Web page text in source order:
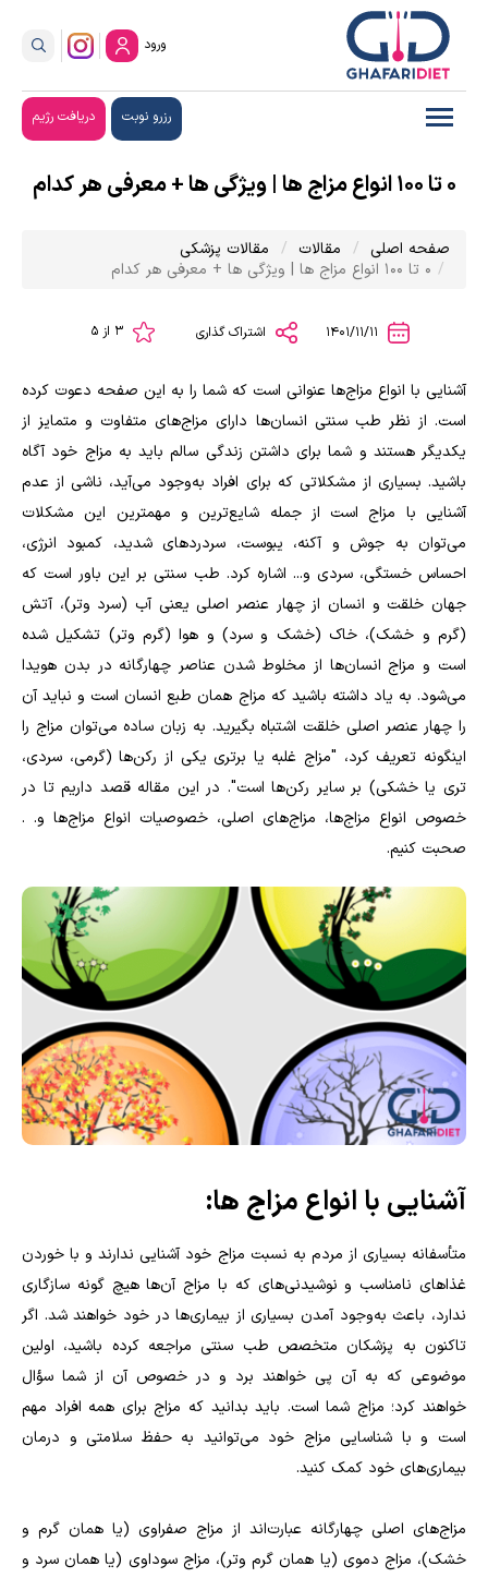
ورود
رزرو نوبت دریافت رژیم
0 تا 100 انواع مزاج‌ ها | ویژگی‌ ها + معرفی هر کدام
صفحه اصلی مقالات
مقالات پزشکی
0 تا 100 انواع مزاج‌ ها | ویژگی‌ ها + معرفی هر کدام
اشتراک گذاری
آشنایی با انواع مزاج‌ها عنوانی است که شما را به این صفحه دعوت کرده
است. از نظر طب سنتی انسان‌ها دارای مزاج‌های متفاوت و متمایز از
یکدیگر هستند و شما برای داشتن زندگی سالم باید به مزاج خود آگاه
باشید. بسیاری از مشکلاتی که برای افراد به‌وجود می‌آید، ناشی از عدم
آشنایی با مزاج است از جمله شایع‌ترین و مهمترین این مشکلات
می‌توان به جوش و آکنه، یبوست، سردرد‌های شدید، کمبود انرژی،
احساس خستگی، سردی و... اشاره کرد. طب سنتی بر این باور است که
جهان خلقت و انسان از چهار عنصر اصلی یعنی آب (سرد و‌تر)، آتش
(گرم و خشک)، خاک (خشک و سرد) و هوا (گرم و‌تر) تشکیل شده
است و مزاج انسان‌ها از مخلوط شدن عناصر چهارگانه در بدن هویدا
می‌شود. به یاد داشته باشید که مزاج همان طبع انسان است و نباید آن
را چهار عنصر اصلی خلقت اشتباه بگیرید. به زبان ساده می‌توان مزاج را
اینگونه تعریف کرد، "مزاج غلبه یا برتری یکی از رکن‌ها (گرمی، سردی،
‌تری یا خشکی) بر سایر رکن‌ها است". در این مقاله قصد داریم تا در
خصوص انواع مزاج‌ها، مزاج‌های اصلی، خصوصیات انواع مزاج‌ها و. .
صحبت کنیم.
آشنایی با انواع مزاج‌ ها:
متأسفانه بسیاری از مردم به نسبت مزاج خود آشنایی ندارند و با خوردن
غذا‌های نامناسب و نوشیدنی‌های که با مزاج آن‌ها هیچ گونه سازگاری
ندارد، باعث به‌وجود آمدن بسیاری از بیماری‌ها در خود خواهند شد. اگر
تاکنون به پزشکان متخصص طب سنتی مراجعه کرده باشید، اولین
موضوعی که به آن پی خواهند برد و در خصوص آن از شما سؤال
خواهند کرد؛ مزاج شما است. باید بدانید که مزاج برای همه افراد مهم
است و با شناسایی مزاج خود می‌توانید به حفظ سلامتی و درمان
بیماری‌های خود کمک کنید.
مزاج‌های اصلی چهارگانه عبارت‌اند از مزاج صفراوی (یا همان گرم و
خشک)، مزاج دموی (یا همان گرم و‌تر)، مزاج سوداوی (یا همان سرد و